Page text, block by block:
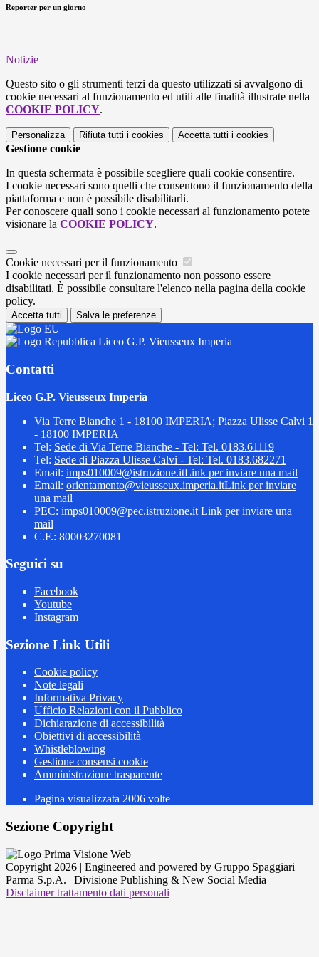
Reporter per un giorno
Notizie
Questo sito o gli strumenti terzi da questo utilizzati si avvalgono di
cookie necessari al funzionamento ed utili alle finalità illustrate nella
COOKIE POLICY.
Personalizza Rifiuta tutti i cookies Accetta tutti i cookies
Gestione cookie
In questa schermata è possibile scegliere quali cookie consentire.
I cookie necessari sono quelli che consentono il funzionamento della
piattaforma e non è possibile disabilitarli.
Per conoscere quali sono i cookie necessari al funzionamento potete
visionare la COOKIE POLICY.
Cookie necessari per il funzionamento
I cookie necessari per il funzionamento non possono essere
disabilitati. È possibile consultare l'elenco nella pagina della cookie
policy.
Accetta tutti Salva le preferenze
Liceo G.P. Vieusseux Imperia
Contatti
Liceo G.P. Vieusseux Imperia
Via Terre Bianche 1 - 18100 IMPERIA; Piazza Ulisse Calvi 1
- 18100 IMPERIA
Tel: Sede di Via Terre Bianche - Tel: Tel. 0183.61119
Tel: Sede di Piazza Ulisse Calvi - Tel: Tel. 0183.682271
Email: imps010009@istruzione.itLink per inviare una mail
Email: orientamento@vieusseux.imperia.itLink per inviare
una mail
PEC: imps010009@pec.istruzione.it Link per inviare una
mail
C.F.: 80003270081
Seguici su
Facebook
Youtube
Instagram
Sezione Link Utili
Cookie policy
Note legali
Informativa Privacy
Ufficio Relazioni con il Pubblico
Dichiarazione di accessibilità
Obiettivi di accessibilità
Whistleblowing
Gestione consensi cookie
Amministrazione trasparente
Pagina visualizzata 2006 volte
Sezione Copyright
Copyright 2026 | Engineered and powered by Gruppo Spaggiari
Parma S.p.A. | Divisione Publishing & New Social Media
Disclaimer trattamento dati personali